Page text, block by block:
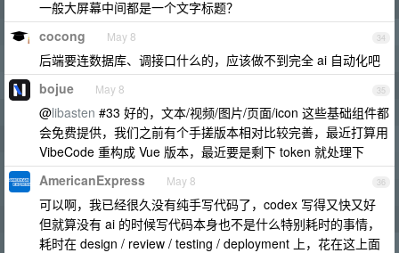
一般大屏幕中间都是一个文字标题？
34
cocong May 8
后端要连数据库、调接口什么的，应该做不到完全 ai 自动化吧
35
bojue May 8
@libasten #33 好的，文本/视频/图片/页面/icon 这些基础组件都
会免费提供，我们之前有个手搓版本相对比较完善，最近打算用
VibeCode 重构成 Vue 版本，最近要是剩下 token 就处理下
36
AmericanExpress May 8
可以啊，我已经很久没有纯手写代码了，codex 写得又快又好
但就算没有 ai 的时候写代码本身也不是什么特别耗时的事情，
耗时在 design / review / testing / deployment 上，花在这上面